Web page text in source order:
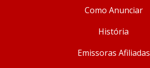
Como Anunciar
História
Emissoras Afiliadas